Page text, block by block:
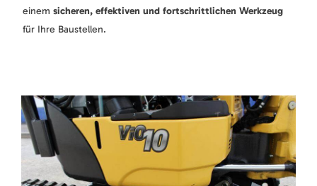
einem sicheren, effektiven und fortschrittlichen Werkzeug
für Ihre Baustellen.